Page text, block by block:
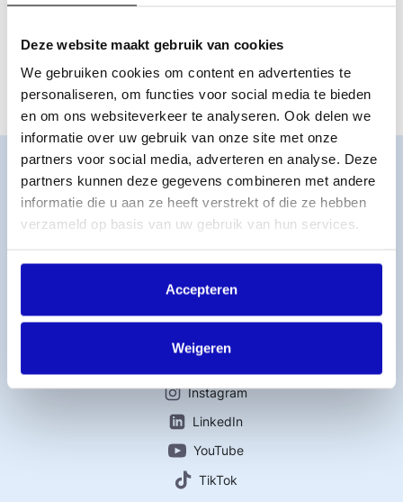
Deze website maakt gebruik van cookies
We gebruiken cookies om content en advertenties te
personaliseren, om functies voor social media te bieden
en om ons websiteverkeer te analyseren. Ook delen we
informatie over uw gebruik van onze site met onze
partners voor social media, adverteren en analyse. Deze
partners kunnen deze gegevens combineren met andere
informatie die u aan ze heeft verstrekt of die ze hebben
verzameld op basis van uw gebruik van hun services.
Accepteren
Weigeren
aanpassingen maken. De aanmeldingen worden dan intern
aangehouden. De verschillende aanmeldingen blijven wel
zichtbaar in de lijst van de door jou aangemelde werken.
Word lid
MijnBumaStemra
Licentie afsluiten
Titelcatalogus
Veelgestelde vragen
Werken bij BumaStemra
Contact
Instagram
LinkedIn
YouTube
TikTok